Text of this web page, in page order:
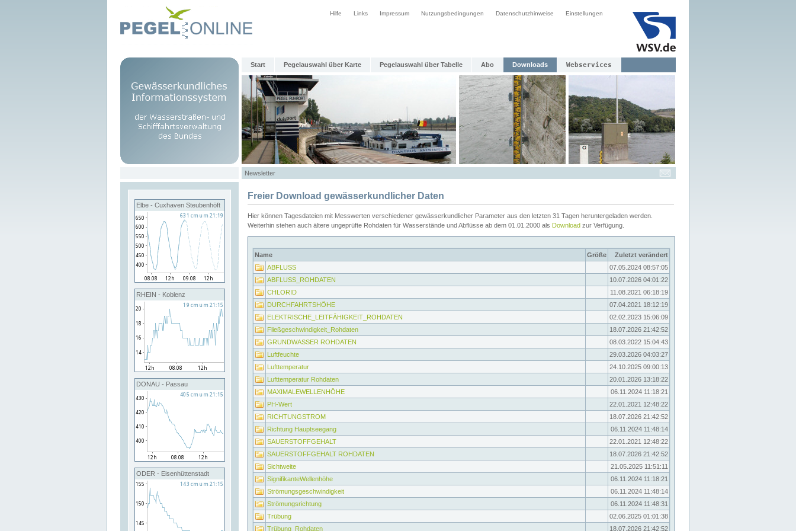
Hilfe Links Impressum Nutzungsbedingungen Datenschutzhinweise Einstellungen
Start Pegelauswahl über Karte Pegelauswahl über Tabelle Abo Downloads Webservices
Newsletter
Elbe - Cuxhaven Steubenhöft
RHEIN - Koblenz
DONAU - Passau
ODER - Eisenhüttenstadt
Freier Download gewässerkundlicher Daten
Hier können Tagesdateien mit Messwerten verschiedener gewässerkundlicher Parameter aus den letzten 31 Tagen heruntergeladen werden.
Weiterhin stehen auch ältere ungeprüfte Rohdaten für Wasserstände und Abflüsse ab dem 01.01.2000 als Download zur Verfügung.
Name Größe
Zuletzt verändert
ABFLUSS
07.05.2024 08:57:05
ABFLUSS_ROHDATEN
10.07.2026 04:01:22
CHLORID
11.08.2021 06:18:19
DURCHFAHRTSHÖHE
07.04.2021 18:12:19
ELEKTRISCHE_LEITFÄHIGKEIT_ROHDATEN
02.02.2023 15:06:09
Fließgeschwindigkeit_Rohdaten
18.07.2026 21:42:52
GRUNDWASSER ROHDATEN
08.03.2022 15:04:43
Luftfeuchte
29.03.2026 04:03:27
Lufttemperatur
24.10.2025 09:00:13
Lufttemperatur Rohdaten
20.01.2026 13:18:22
MAXIMALEWELLENHÖHE
06.11.2024 11:18:21
PH-Wert
22.01.2021 12:48:22
RICHTUNGSTROM
18.07.2026 21:42:52
Richtung Hauptseegang
06.11.2024 11:48:14
SAUERSTOFFGEHALT
22.01.2021 12:48:22
SAUERSTOFFGEHALT ROHDATEN
18.07.2026 21:42:52
Sichtweite
21.05.2025 11:51:11
SignifikanteWellenhöhe
06.11.2024 11:18:21
Strömungsgeschwindigkeit
06.11.2024 11:48:14
Strömungsrichtung
06.11.2024 11:48:31
Trübung
02.06.2025 01:01:38
Trübung_Rohdaten
18.07.2026 21:42:52